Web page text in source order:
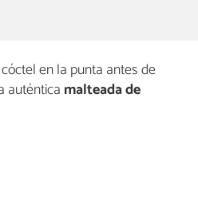
en la punta antes de
auténtica malteada de